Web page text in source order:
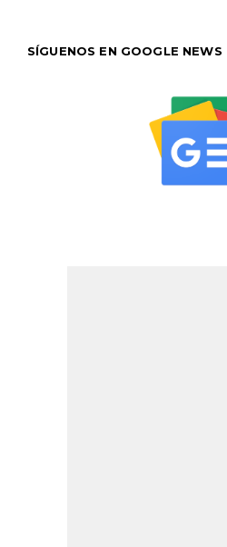
SÍGUENOS EN GOOGLE NEWS